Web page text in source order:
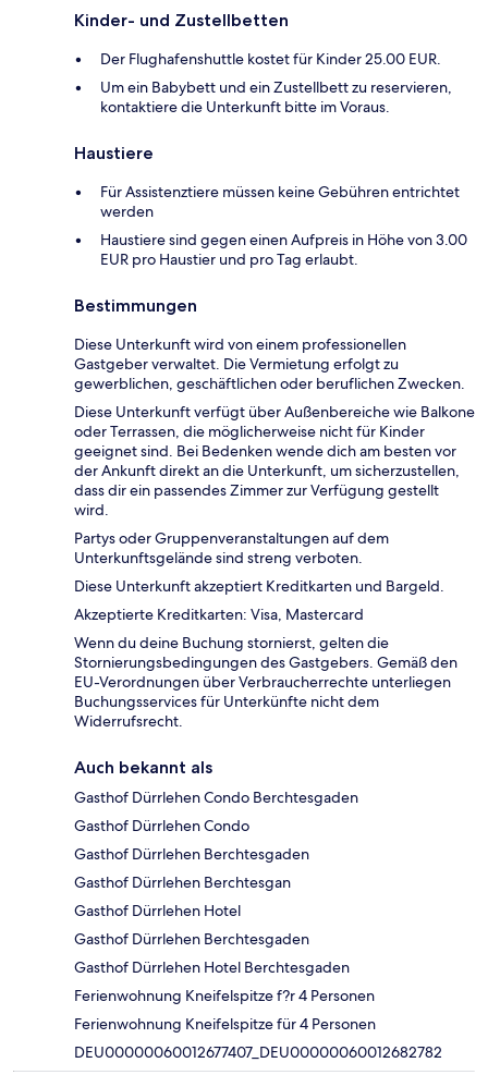
Kinder- und Zustellbetten
Der Flughafenshuttle kostet für Kinder 25.00 EUR.
Um ein Babybett und ein Zustellbett zu reservieren,
kontaktiere die Unterkunft bitte im Voraus.
Haustiere
Für Assistenztiere müssen keine Gebühren entrichtet
werden
Haustiere sind gegen einen Aufpreis in Höhe von 3.00
EUR pro Haustier und pro Tag erlaubt.
Bestimmungen
Diese Unterkunft wird von einem professionellen
Gastgeber verwaltet. Die Vermietung erfolgt zu
gewerblichen, geschäftlichen oder beruflichen Zwecken.
Diese Unterkunft verfügt über Außenbereiche wie Balkone
oder Terrassen, die möglicherweise nicht für Kinder
geeignet sind. Bei Bedenken wende dich am besten vor
der Ankunft direkt an die Unterkunft, um sicherzustellen,
dass dir ein passendes Zimmer zur Verfügung gestellt
wird.
Partys oder Gruppenveranstaltungen auf dem
Unterkunftsgelände sind streng verboten.
Diese Unterkunft akzeptiert Kreditkarten und Bargeld.
Akzeptierte Kreditkarten: Visa, Mastercard
Wenn du deine Buchung stornierst, gelten die
Stornierungsbedingungen des Gastgebers. Gemäß den
EU-Verordnungen über Verbraucherrechte unterliegen
Buchungsservices für Unterkünfte nicht dem
Widerrufsrecht.
Auch bekannt als
Gasthof Dürrlehen Condo Berchtesgaden
Gasthof Dürrlehen Condo
Gasthof Dürrlehen Berchtesgaden
Gasthof Dürrlehen Berchtesgan
Gasthof Dürrlehen Hotel
Gasthof Dürrlehen Berchtesgaden
Gasthof Dürrlehen Hotel Berchtesgaden
Ferienwohnung Kneifelspitze f?r 4 Personen
Ferienwohnung Kneifelspitze für 4 Personen
DEU00000060012677407_DEU00000060012682782